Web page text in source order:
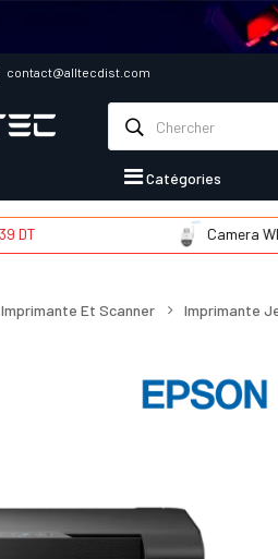
contact@alltecdist.com
Catégories
Camera WIFI
Imprimante Et Scanner Imprimante